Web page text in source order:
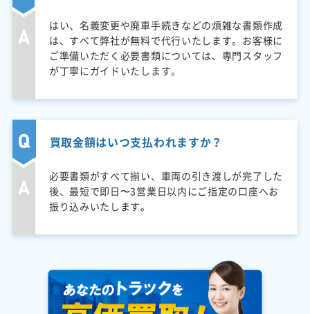
はい、名義変更や廃車手続きなどの煩雑な書類作成
は、すべて弊社が無料で代行いたします。お客様に
ご準備いただく必要書類については、専門スタッフ
が丁寧にガイドいたします。
買取金額はいつ支払われますか？
必要書類がすべて揃い、車両の引き渡しが完了した
後、最短で即日〜3営業日以内にご指定の口座へお
振り込みいたします。